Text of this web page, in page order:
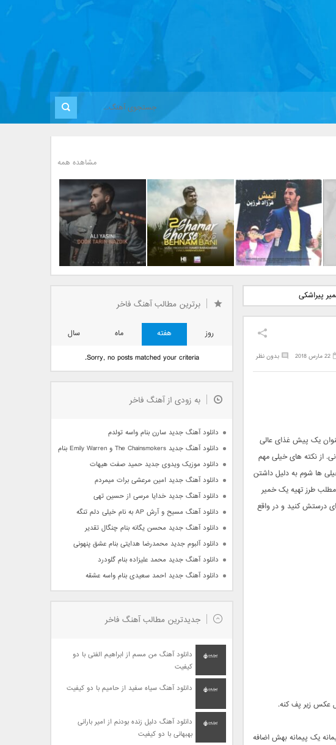
مشاهده همه
دانلود آهنگ جدید فرزاد
فرزین بنام آتیش
بانی بنام قرص قمر 2
یاسینی بنام دورترین نزدیک
پیراشکی
بدون نظر 22 مارس 2018
یک پیش غذای عالی
از نکته های خیلی مهم
ها شوم به دلیل داشتن
طرز تهیه یک خمیر
ای درستش کنید و در واقع
عکس زیر پف کنه.
یک پیمانه بهش اضافه
برترین مطالب آهنگ فاخر
روز هفته ماه
سال
Sorry, no posts matched your criteria.
به زودی از آهنگ فاخر
دانلود آهنگ جدید سارن بنام واسه تولدم
دانلود آهنگ جدید The Chainsmokers و Emily Warren بنام Side Effects
دانلود موزیک ویدوی جدید حمید صفت هیهات
دانلود آهنگ جدید امین مرعشی برات میمردم
دانلود آهنگ جدید خدایا مرسی از حسین تهی
دانلود آهنگ مسیح و آرش AP به نام خیلی دلم تنگه
دانلود آهنگ جدید محسن یگانه بنام چنگال تقدیر
دانلود آلبوم جدید محمدرضا هدایتی بنام عشق پنهونی
دانلود آهنگ جدید محمد علیزاده بنام گلودرد
دانلود آهنگ جدید احمد سعیدی بنام واسه عشقه
جدیدترین مطالب آهنگ فاخر
دانلود آهنگ من مسم از ابراهیم الفتی با دو
کیفیت
دانلود آهنگ سیاه سفید از حامیم با دو کیفیت
دانلود آهنگ دلیل زنده بودنم از امیر بارانی
بهبهانی با دو کیفیت